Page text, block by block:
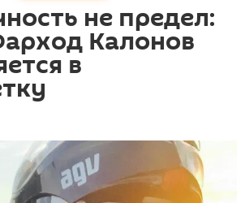
не предел:
Калонов
в